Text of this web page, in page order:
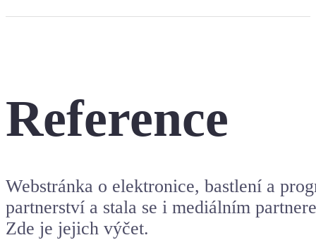
Reference
Webstránka o elektronice, bastlení a
partnerství a stala se i mediálním
Zde je jejich výčet.